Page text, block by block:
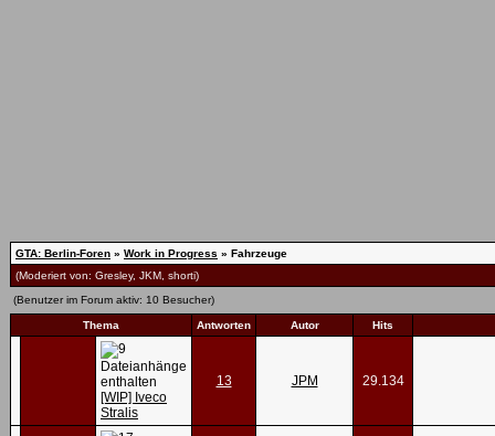
GTA: Berlin-Foren » Work in Progress » Fahrzeuge
(Moderiert von: Gresley, JKM shorti)
(Benutzer im Forum aktiv: 10 Besucher)
Thema Antworten Autor Hits
[WIP] Iveco
Stralis
13 JPM 29.134